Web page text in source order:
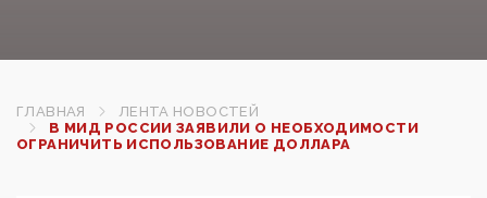
ГЛАВНАЯ
ЛЕНТА НОВОСТЕЙ
В МИД РОССИИ ЗАЯВИЛИ О НЕОБХОДИМОСТИ
ОГРАНИЧИТЬ ИСПОЛЬЗОВАНИЕ ДОЛЛАРА